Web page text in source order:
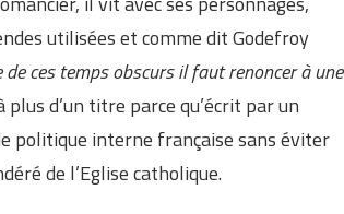
utilisées et comme dit Godefroy
ces temps obscurs il faut renoncer à une
plus d’un titre parce qu’écrit par un
politique interne française sans éviter
de l’Eglise catholique.